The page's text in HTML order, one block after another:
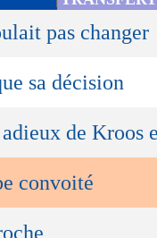
pas changer
sa décision
de Kroos
convoité